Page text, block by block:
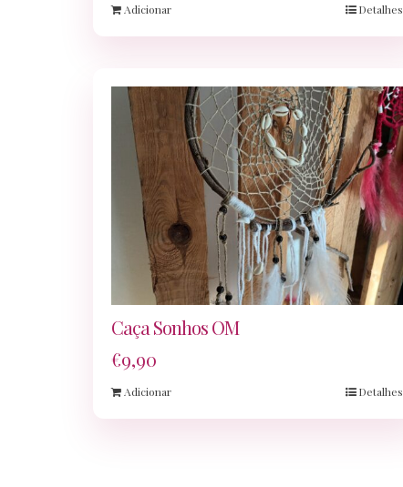
Adicionar Detalhes
Caça Sonhos OM
€9,90
Adicionar Detalhes